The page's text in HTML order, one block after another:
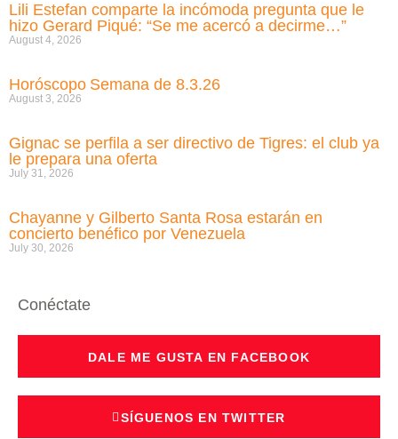
Lili Estefan comparte la incómoda pregunta que le
hizo Gerard Piqué: “Se me acercó a decirme…”
August 4, 2026
Horóscopo Semana de 8.3.26
August 3, 2026
Gignac se perfila a ser directivo de Tigres: el club ya
le prepara una oferta
July 31, 2026
Chayanne y Gilberto Santa Rosa estarán en
concierto benéfico por Venezuela
July 30, 2026
Conéctate
DALE ME GUSTA EN FACEBOOK
SÍGUENOS EN TWITTER